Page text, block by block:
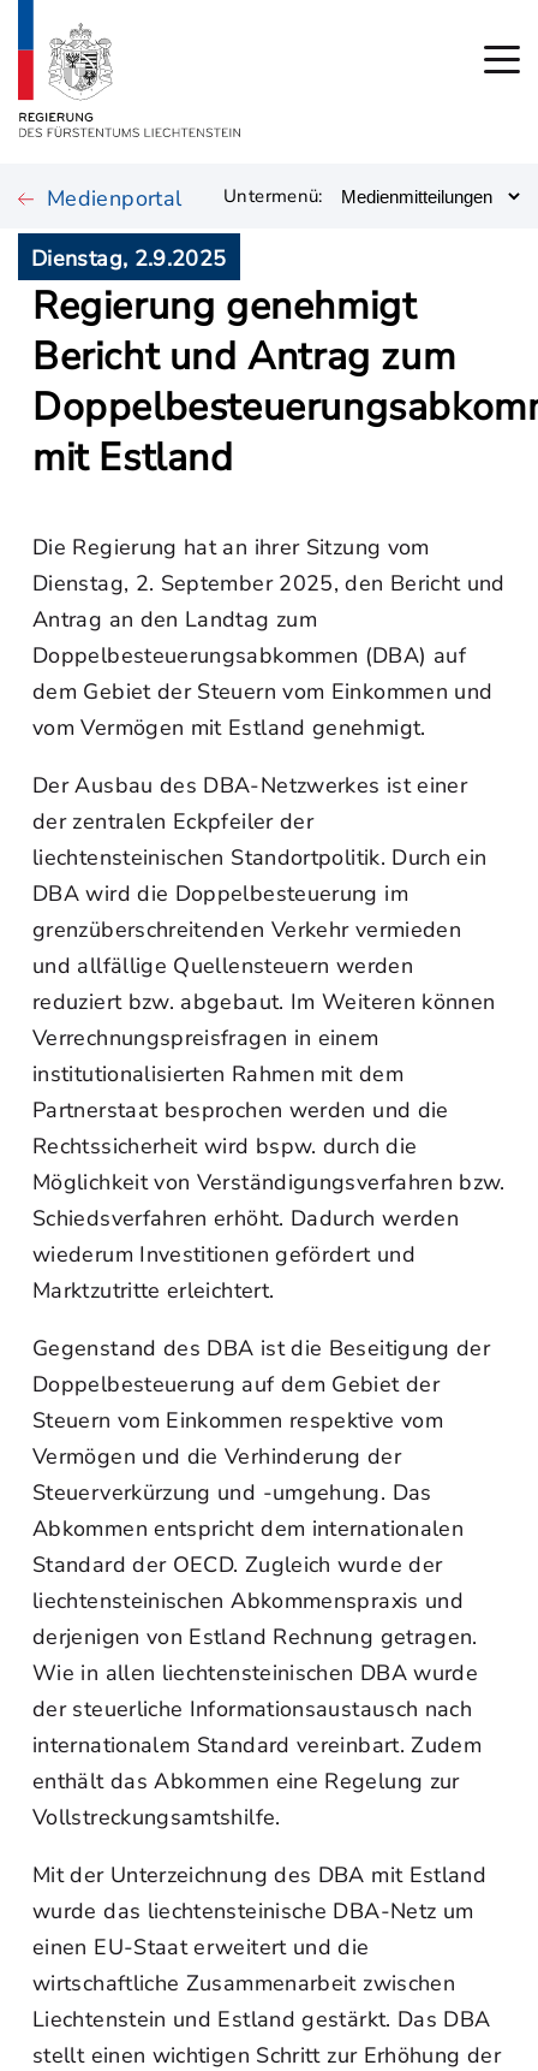
Medienportal Untermenü:
Dienstag, 2.9.2025
Regierung genehmigt
Bericht und Antrag zum
mit Estland
Die Regierung hat an ihrer Sitzung vom
Dienstag, 2. September 2025, den Bericht und
Antrag an den Landtag zum
Doppelbesteuerungsabkommen (DBA) auf
dem Gebiet der Steuern vom Einkommen und
vom Vermögen mit Estland genehmigt.
Der Ausbau des DBA-Netzwerkes ist einer
der zentralen Eckpfeiler der
liechtensteinischen Standortpolitik. Durch ein
DBA wird die Doppelbesteuerung im
grenzüberschreitenden Verkehr vermieden
und allfällige Quellensteuern werden
reduziert bzw. abgebaut. Im Weiteren können
Verrechnungspreisfragen in einem
institutionalisierten Rahmen mit dem
Partnerstaat besprochen werden und die
Rechtssicherheit wird bspw. durch die
Möglichkeit von Verständigungsverfahren bzw.
Schiedsverfahren erhöht. Dadurch werden
wiederum Investitionen gefördert und
Marktzutritte erleichtert.
Gegenstand des DBA ist die Beseitigung der
Doppelbesteuerung auf dem Gebiet der
Steuern vom Einkommen respektive vom
Vermögen und die Verhinderung der
Steuerverkürzung und -umgehung. Das
Abkommen entspricht dem internationalen
Standard der OECD. Zugleich wurde der
liechtensteinischen Abkommenspraxis und
derjenigen von Estland Rechnung getragen.
Wie in allen liechtensteinischen DBA wurde
der steuerliche Informationsaustausch nach
internationalem Standard vereinbart. Zudem
enthält das Abkommen eine Regelung zur
Vollstreckungsamtshilfe.
Mit der Unterzeichnung des DBA mit Estland
wurde das liechtensteinische DBA-Netz um
einen EU-Staat erweitert und die
wirtschaftliche Zusammenarbeit zwischen
Liechtenstein und Estland gestärkt. Das DBA
stellt einen wichtigen Schritt zur Erhöhung der